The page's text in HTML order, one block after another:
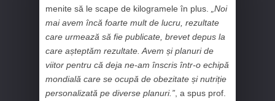
menite să le scape de kilogramele în plus.
„Noi
mai avem încă foarte mult de lucru, rezultate
care urmează să fie publicate, brevet depus la
care așteptăm rezultate. Avem și planuri de
viitor pentru că deja ne-am înscris într-o echipă
mondială care se ocupă de obezitate și nutriție
personalizată pe diverse planuri.” , a spus prof.